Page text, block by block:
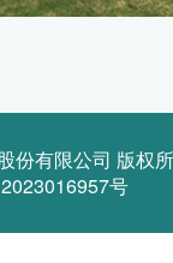
份有限公司 版权
2023016957号